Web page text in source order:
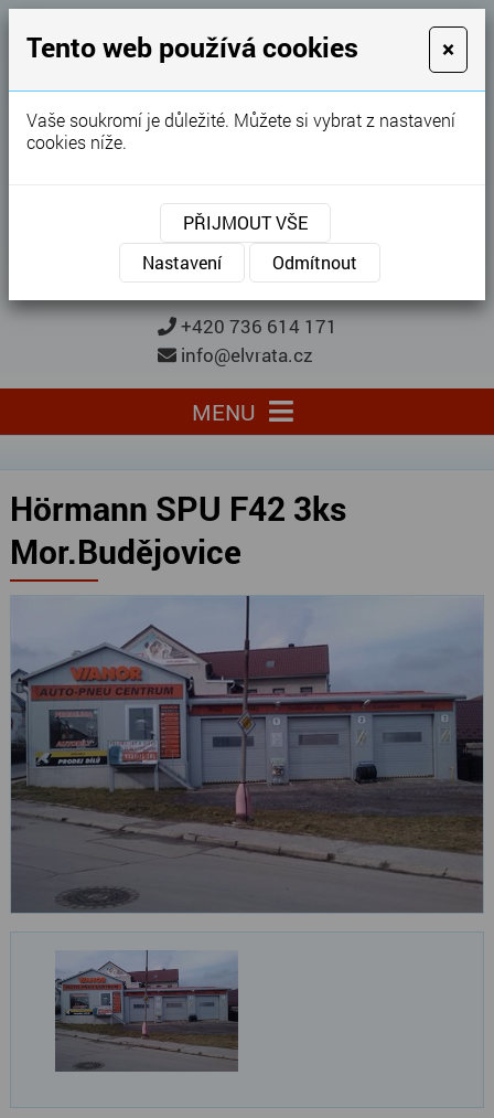
GARÁŽOVÁ VRATA
Karel Procházka
Garážová vrata, brány, ploty ...
Kontaktujte nás
KONTAKTUJTE NÁS
+420 736 614 171
info@elvrata.cz
MENU
Hörmann SPU F42 3ks
Mor.Budějovice
Tento web používá cookies ×
Vaše soukromí je důležité. Můžete si vybrat z nastavení
cookies níže.
PŘIJMOUT VŠE
Nastavení
Odmítnout